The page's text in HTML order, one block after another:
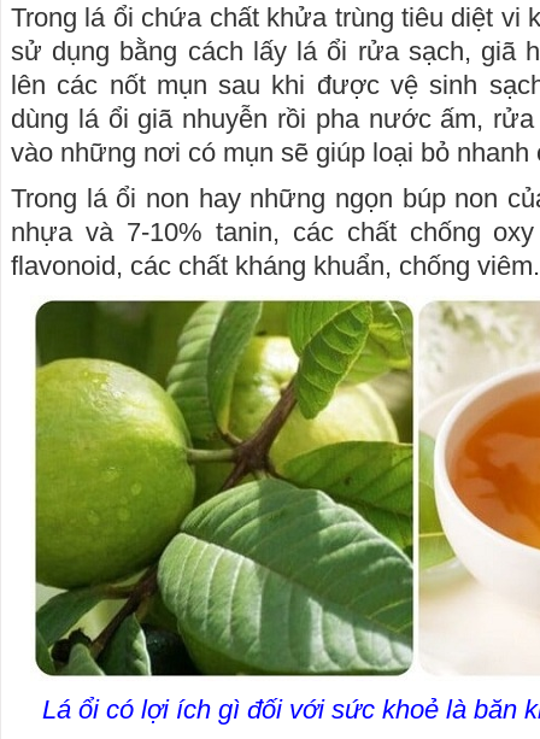
Trong lá ổi chứa chất khửa trùng tiêu diệt vi
sử dụng bằng cách lấy lá ổi rửa sạch, giã
lên các nốt mụn sau khi được vệ sinh
dùng lá ổi giã nhuyễn rồi pha nước ấm,
vào những nơi có mụn sẽ giúp loại bỏ nhanh
Trong lá ổi non hay những ngọn búp non
nhựa và 7-10% tanin, các chất chống
flavonoid, các chất kháng khuẩn, chống viêm.
Lá ổi có lợi ích gì đối với sức khoẻ là băn